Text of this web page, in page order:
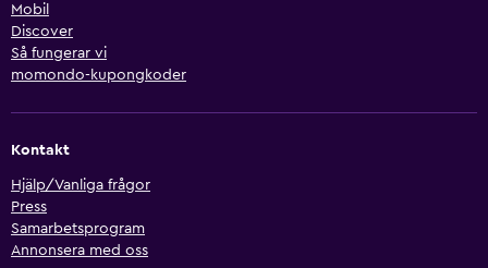
Mobil
Discover
Så fungerar vi
momondo-kupongkoder
Kontakt
Hjälp/Vanliga frågor
Press
Samarbetsprogram
Annonsera med oss